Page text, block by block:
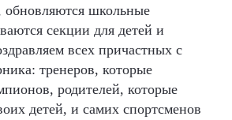
обновляются школьные
секции для детей и
всех причастных с
тренеров, которые
родителей, которые
детей, и самих спортсменов